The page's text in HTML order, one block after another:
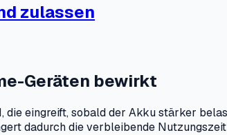
zulassen
Geräten bewirkt
die eingreift, sobald der Akku stärker
dadurch die verbleibende Nutzungszeit